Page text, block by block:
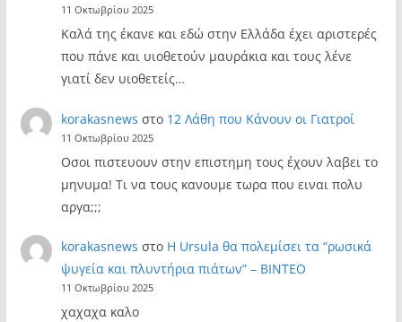
11 Οκτωβρίου 2025
Καλά της έκανε και εδώ στην Ελλάδα έχει αριστερές
που πάνε και υιοθετούν μαυράκια και τους λένε
γιατί δεν υιοθετείς…
korakasnews στο 12 Λάθη που Κάνουν οι Γιατροί
11 Οκτωβρίου 2025
Οσοι πιστευουν στην επιστημη τους έχουν λαβει το
μηνυμα! Τι να τους κανουμε τωρα που ειναι πολυ
αργα;;;
korakasnews στο Η Ursula θα πολεμίσει τα “ρωσικά
ψυγεία και πλυντήρια πιάτων” – ΒΙΝΤΕΟ
11 Οκτωβρίου 2025
χαχαχα καλο